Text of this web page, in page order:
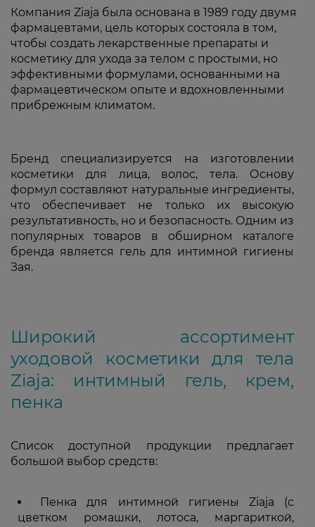
Компания Ziaja была основана в 1989 году двумя
фармацевтами, цель которых состояла в том,
чтобы создать лекарственные препараты и
косметику для ухода за телом с простыми, но
эффективными формулами, основанными на
фармацевтическом опыте и вдохновленными
прибрежным климатом.
Бренд специализируется на изготовлении
косметики для лица, волос, тела. Основу
формул составляют натуральные ингредиенты,
что обеспечивает не только их высокую
результативность, но и безопасность. Одним из
популярных товаров в обширном каталоге
бренда является гель для интимной гигиены
Зая.
Широкий ассортимент
уходовой косметики для тела
Ziaja: интимный гель, крем,
пенка
Список доступной продукции предлагает
большой выбор средств:
Пенка для интимной гигиены Ziaja (с
цветком ромашки, лотоса, маргариткой,